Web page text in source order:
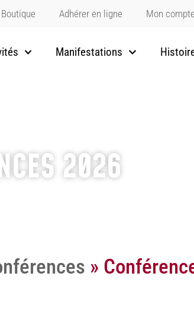
Boutique Adhérer en ligne Mon compte
Manifestations
2026
»